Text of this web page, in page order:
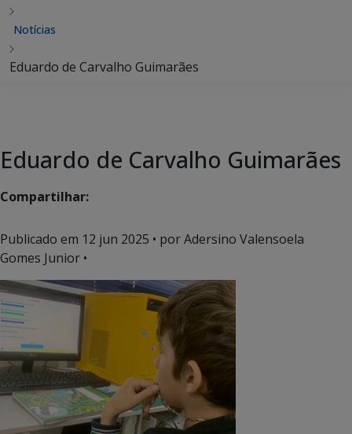
Notícias
Eduardo de Carvalho Guimarães
Eduardo de Carvalho Guimarães
Compartilhar:
Publicado em 12 jun 2025 • por Adersino Valensoela
Gomes Junior •